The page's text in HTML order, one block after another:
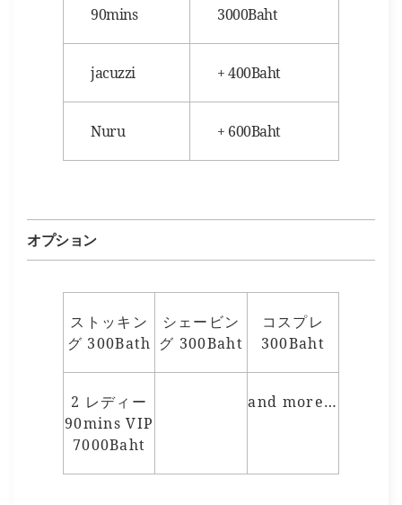
90mins 3000Baht
jacuzzi + 400Baht
Nuru + 600Baht
オプション
ストッキン
グ 300Bath
シェービン
グ 300Baht
コスプレ
300Baht
2 レディー
90mins VIP
7000Baht
and more…